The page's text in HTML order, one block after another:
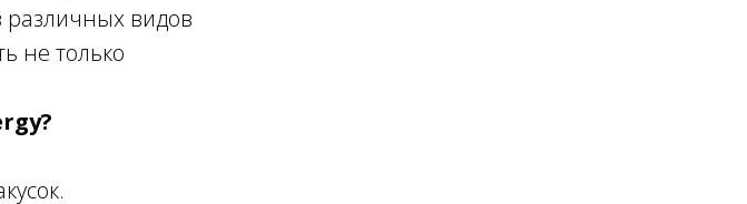
различных видов
не только